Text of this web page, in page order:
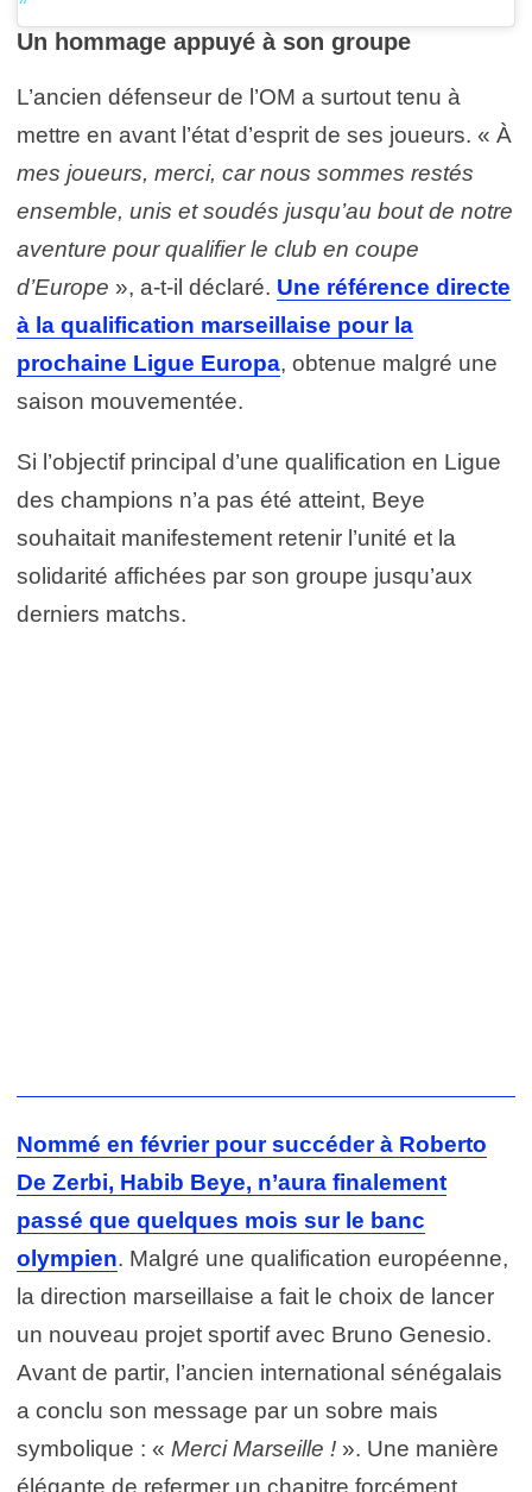
Un hommage appuyé à son groupe
L’ancien défenseur de l’OM a surtout tenu à
mettre en avant l’état d’esprit de ses joueurs. « À
mes joueurs, merci, car nous sommes restés
ensemble, unis et soudés jusqu’au bout de notre
aventure pour qualifier le club en coupe
d’Europe », a-t-il déclaré. Une référence directe
à la qualification marseillaise pour la
prochaine Ligue Europa, obtenue malgré une
saison mouvementée.
Si l’objectif principal d’une qualification en Ligue
des champions n’a pas été atteint, Beye
souhaitait manifestement retenir l’unité et la
solidarité affichées par son groupe jusqu’aux
derniers matchs.
Nommé en février pour succéder à Roberto
De Zerbi, Habib Beye, n’aura finalement
passé que quelques mois sur le banc
olympien. Malgré une qualification européenne,
la direction marseillaise a fait le choix de lancer
un nouveau projet sportif avec Bruno Genesio.
Avant de partir, l’ancien international sénégalais
a conclu son message par un sobre mais
symbolique : « Merci Marseille ! ». Une manière
élégante de refermer un chapitre forcément